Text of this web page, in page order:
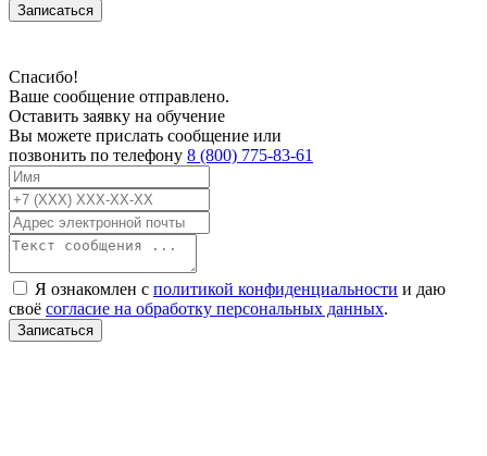
Записаться
Спасибо!
Ваше сообщение отправлено.
Оставить заявку на обучение
Вы можете прислать сообщение или
позвонить по телефону 8 (800) 775-83-61
Я ознакомлен с политикой конфиденциальности и даю
своё согласие на обработку персональных данных.
Записаться